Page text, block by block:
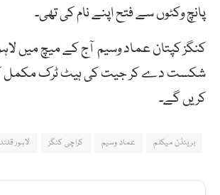
پانچ وکٹوں سے فتح اپنے نام کی تھی۔
کنگز کپتان عماد وسیم آج کے میچ میں
شکست دے کر جیت کی ہیٹ ٹرک مکمل
کریں گے۔
برینڈن میکلم عماد وسیم کراچی کنگز لاہور